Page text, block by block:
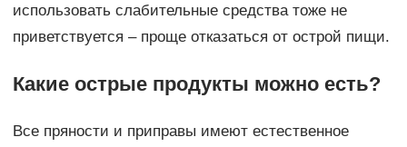
использовать слабительные средства тоже не
приветствуется – проще отказаться от острой пищи.
Какие острые продукты можно есть?
Все пряности и приправы имеют естественное